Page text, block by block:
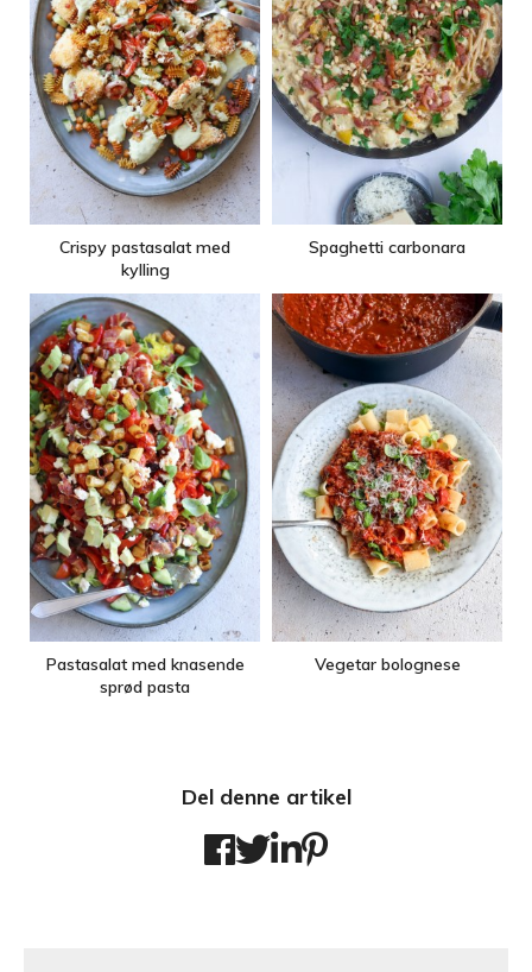
Crispy pastasalat med
kylling
Spaghetti carbonara
Pastasalat med knasende
sprød pasta
Vegetar bolognese
Del denne artikel